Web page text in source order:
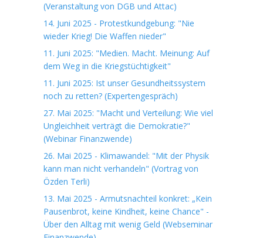
(Veranstaltung von DGB und Attac)
14. Juni 2025 - Protestkundgebung: "Nie
wieder Krieg! Die Waffen nieder"
11. Juni 2025: "Medien. Macht. Meinung: Auf
dem Weg in die Kriegstüchtigkeit"
11. Juni 2025: Ist unser Gesundheitssystem
noch zu retten? (Expertengespräch)
27. Mai 2025: "Macht und Verteilung: Wie viel
Ungleichheit verträgt die Demokratie?"
(Webinar Finanzwende)
26. Mai 2025 - Klimawandel: "Mit der Physik
kann man nicht verhandeln" (Vortrag von
Özden Terli)
13. Mai 2025 - Armutsnachteil konkret: „Kein
Pausenbrot, keine Kindheit, keine Chance" -
Über den Alltag mit wenig Geld (Webseminar